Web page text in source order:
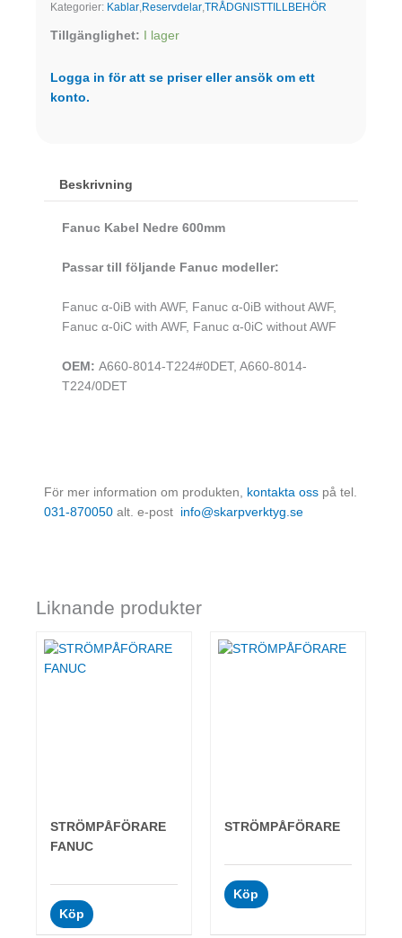
Kategorier: Kablar,Reservdelar,TRÅDGNISTTILLBEHÖR
Tillgänglighet: I lager
Logga in för att se priser eller ansök om ett
konto.
Beskrivning
Fanuc Kabel Nedre 600mm
Passar till följande Fanuc modeller:
Fanuc α-0iB with AWF, Fanuc α-0iB without AWF,
Fanuc α-0iC with AWF, Fanuc α-0iC without AWF
OEM:A660-8014-T224#0DET, A660-8014-
T224/0DET
För mer information om produkten, kontakta oss på tel.
031-870050 alt. e-post info@skarpverktyg.se
Liknande produkter
STRÖMPÅFÖRARE
FANUC
Köp
STRÖMPÅFÖRARE
Köp